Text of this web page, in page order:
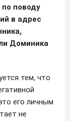
поводу
в адрес
Доминика
тем, что
его личным
не